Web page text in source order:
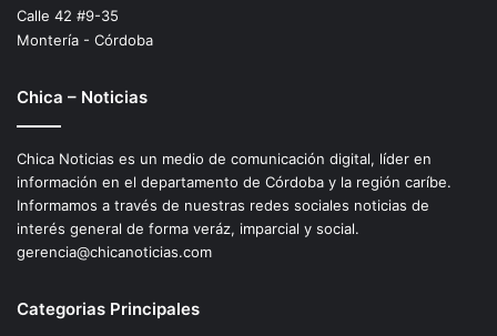
Calle 42 #9-35
Montería - Córdoba
Chica – Noticias
Chica Noticias es un medio de comunicación digital, líder en
información en el departamento de Córdoba y la región caríbe.
Informamos a través de nuestras redes sociales noticias de
interés general de forma veráz, imparcial y social.
gerencia@chicanoticias.com
Categorias Principales